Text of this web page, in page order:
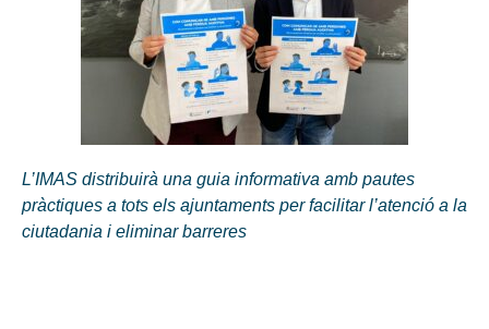
L’IMAS distribuirà una guia informativa amb pautes
pràctiques a tots els ajuntaments per facilitar l’atenció a la
ciutadania i eliminar barreres